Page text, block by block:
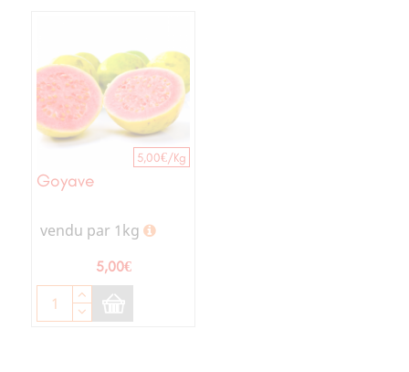
Goyave
5,00€/Kg
vendu par 1kg
Prix
5,00€